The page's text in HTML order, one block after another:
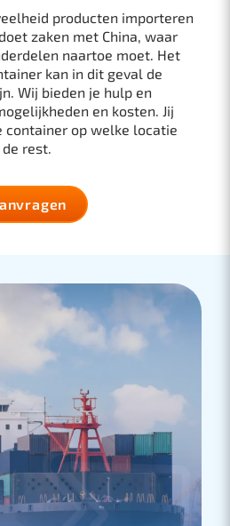
producten importeren
zaken met China, waar
naartoe moet. Het
kan in dit geval de
Wij bieden je hulp en
en kosten. Jij
container op welke locatie
rest.